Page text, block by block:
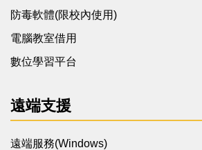
防毒軟體(限校內使用)
電腦教室借用
數位學習平台
遠端支援
遠端服務(Windows)